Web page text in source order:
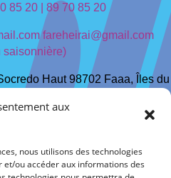
aux
nous utilisons des technologies
et/ou accéder aux informations des
85 20 | 89 70 85 20
fareheirai@gmail.com
saisonnière)
Haut 98702 Faaa, Îles du